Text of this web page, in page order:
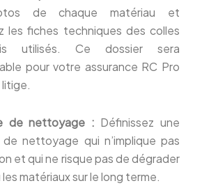
de chaque matériau et
les fiches techniques des colles
utilisés. Ce dossier sera
pour votre assurance RC Pro
litige.
de nettoyage : Définissez une
nettoyage qui n’implique pas
et qui ne risque pas de dégrader
les matériaux sur le long terme.